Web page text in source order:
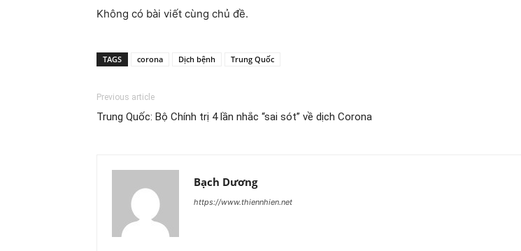
Không có bài viết cùng chủ đề.
TAGS corona Dịch bệnh Trung Quốc
Previous article
Trung Quốc: Bộ Chính trị 4 lần nhắc “sai sót” về dịch Corona
Bạch Dương
https://www.thiennhien.net